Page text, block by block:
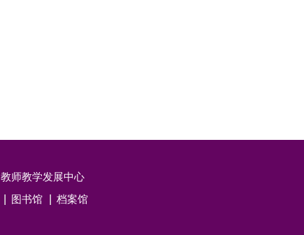
教师教学发展中心
图书馆 档案馆